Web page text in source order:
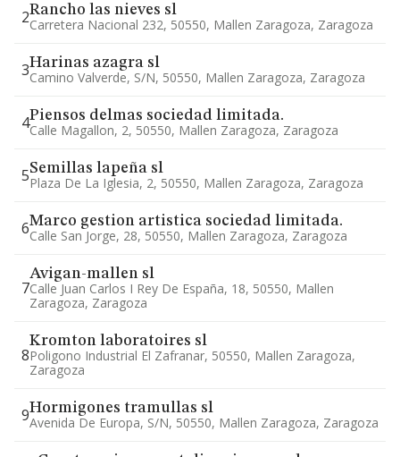
2Rancho las nieves sl
Carretera Nacional 232, 50550, Mallen Zaragoza, Zaragoza
3Harinas azagra sl
Camino Valverde, S/n, 50550, Mallen Zaragoza, Zaragoza
4Piensos delmas sociedad limitada.
Calle Magallon, 2, 50550, Mallen Zaragoza, Zaragoza
5Semillas lapeña sl
Plaza De La Iglesia, 2, 50550, Mallen Zaragoza, Zaragoza
6Marco gestion artistica sociedad limitada.
Calle San Jorge, 28, 50550, Mallen Zaragoza, Zaragoza
7
Avigan-mallen sl
Calle Juan Carlos I Rey De España, 18, 50550, Mallen
Zaragoza, Zaragoza
8
Kromton laboratoires sl
Poligono Industrial El Zafranar, 50550, Mallen Zaragoza,
Zaragoza
9Hormigones tramullas sl
Avenida De Europa, S/n, 50550, Mallen Zaragoza, Zaragoza